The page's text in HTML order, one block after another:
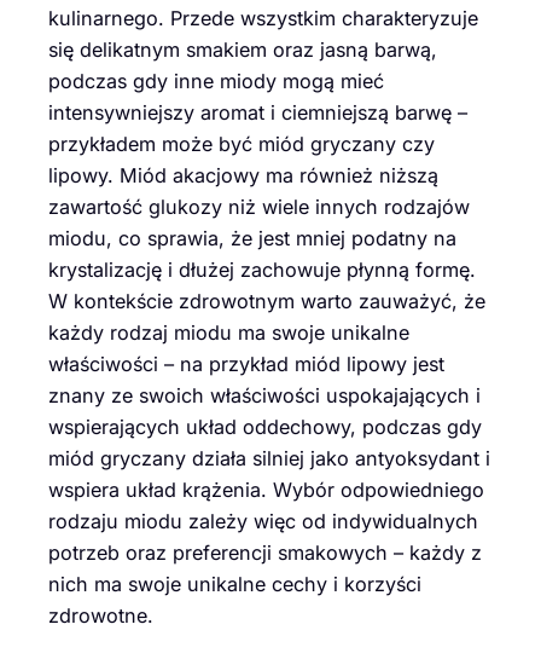
kulinarnego. Przede wszystkim charakteryzuje
się delikatnym smakiem oraz jasną barwą,
podczas gdy inne miody mogą mieć
intensywniejszy aromat i ciemniejszą barwę –
przykładem może być miód gryczany czy
lipowy. Miód akacjowy ma również niższą
zawartość glukozy niż wiele innych rodzajów
miodu, co sprawia, że jest mniej podatny na
krystalizację i dłużej zachowuje płynną formę.
W kontekście zdrowotnym warto zauważyć, że
każdy rodzaj miodu ma swoje unikalne
właściwości – na przykład miód lipowy jest
znany ze swoich właściwości uspokajających i
wspierających układ oddechowy, podczas gdy
miód gryczany działa silniej jako antyoksydant i
wspiera układ krążenia. Wybór odpowiedniego
rodzaju miodu zależy więc od indywidualnych
potrzeb oraz preferencji smakowych – każdy z
nich ma swoje unikalne cechy i korzyści
zdrowotne.